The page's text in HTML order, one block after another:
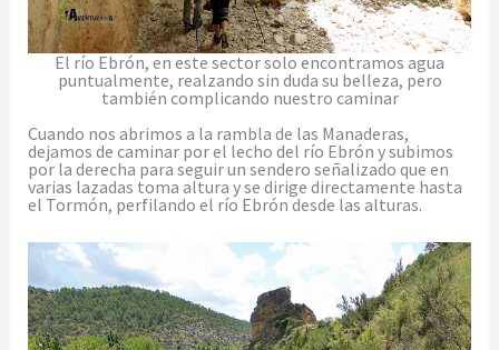
El río Ebrón, en este sector solo encontramos agua
puntualmente, realzando sin duda su belleza, pero
también complicando nuestro caminar
Cuando nos abrimos a la rambla de las Manaderas,
dejamos de caminar por el lecho del río Ebrón y subimos
por la derecha para seguir un sendero señalizado que en
varias lazadas toma altura y se dirige directamente hasta
el Tormón, perfilando el río Ebrón desde las alturas.